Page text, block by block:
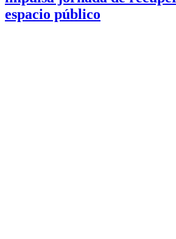
espacio público